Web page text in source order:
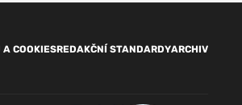
COOKIESREDAKČNÍ STANDARDYARCHIV